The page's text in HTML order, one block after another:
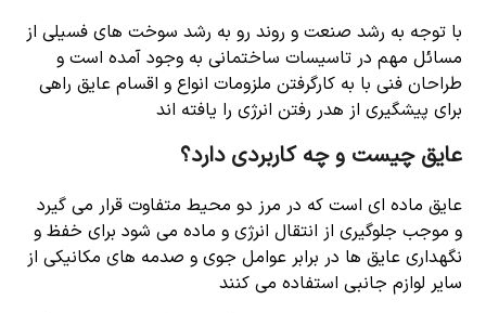
با توجه به رشد صنعت و روند رو به رشد سوخت های فسیلی از
مسائل مهم در تاسیسات ساختمانی به وجود آمده است و
طراحان فنی با به کارگرفتن ملزومات انواع و اقسام عایق راهی
برای پیشگیری از هدر رفتن انرژی را یافته اند
عایق چیست و چه کاربردی دارد؟
عایق ماده ای است که در مرز دو محیط متفاوت قرار می گیرد
و موجب جلوگیری از انتقال انرژی و ماده می شود برای خفظ و
نگهداری عایق ها در برابر عوامل جوی و صدمه های مکانیکی از
سایر لوازم جانبی استفاده می کنند